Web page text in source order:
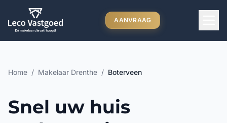
Ga direct naar inhoud
AANVRAAG
Home / Makelaar Drenthe / Boterveen
Snel uw huis